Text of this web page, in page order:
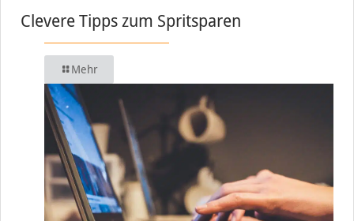
Clevere Tipps zum Spritsparen
Mehr